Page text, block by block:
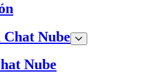
Chat Nube
Nube